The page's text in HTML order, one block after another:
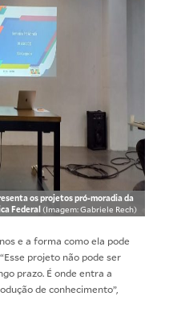
os projetos pró-moradia da
Federal (Imagem: Gabriele Rech)
e a forma como ela pode
projeto não pode ser
prazo. É onde entra a
de conhecimento”,